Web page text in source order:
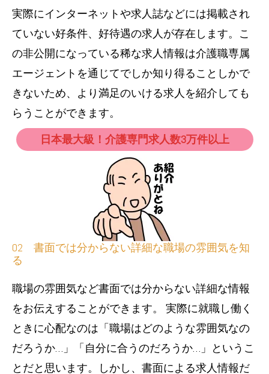
実際にインターネットや求人誌などには掲載され
ていない好条件、好待遇の求人が存在します。こ
の非公開になっている稀な求人情報は介護職専属
エージェントを通じてでしか知り得ることしかで
きないため、より満足のいける求人を紹介しても
らうことができます。
日本最大級！介護専門求人数3万件以上
02 書面では分からない詳細な職場の雰囲気を知
る
職場の雰囲気など書面では分からない詳細な情報
をお伝えすることができます。 実際に就職し働く
ときに心配なのは「職場はどのような雰囲気なの
だろうか…」「自分に合うのだろうか…」というこ
とだと思います。しかし、書面による求人情報だ